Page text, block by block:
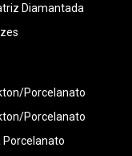
Diamantada
Porcelanato
Porcelanato
Porcelanato